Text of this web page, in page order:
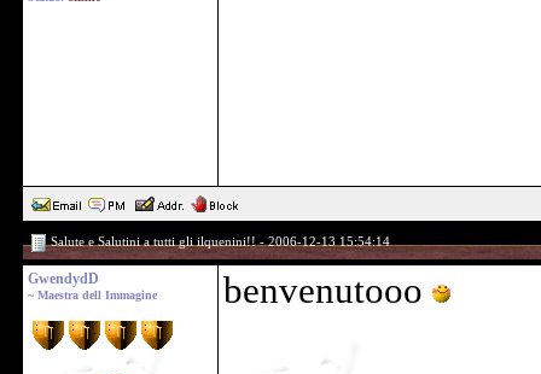
Salute e Salutini a tutti gli ilquenini!! - 2006-12-13 15:54:14
GwendydD
~ Maestra dell Immagine benvenutooo